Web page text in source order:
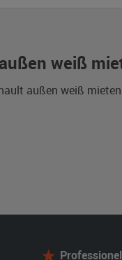
weiß
außen weiß